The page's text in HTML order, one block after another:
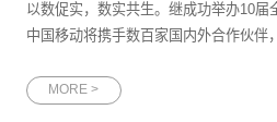
以数促实，数实共生。继成功举办10届
中国移动将携手数百家国内外合作伙伴
会。作为中国移动的重要合作伙伴，网
MORE >